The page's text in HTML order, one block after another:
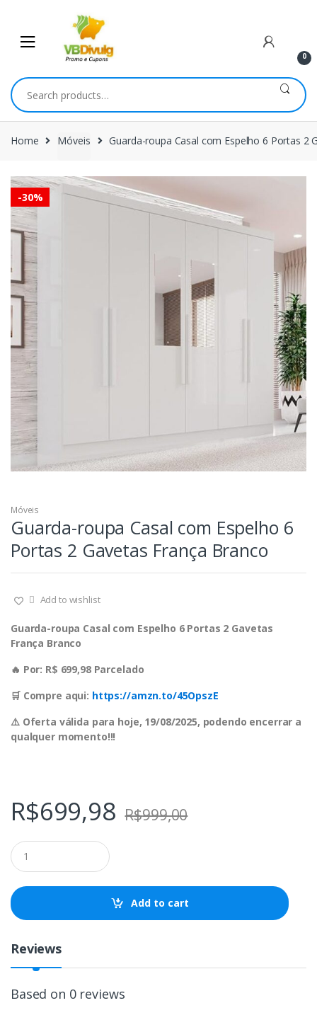
navigation
content
0
Search
for:
Home Móveis Guarda-roupa Casal com Espelho 6 Portas 2
-30%
Móveis
Guarda-roupa Casal com Espelho 6
Portas 2 Gavetas França Branco
Add to wishlist
Guarda-roupa Casal com Espelho 6 Portas 2 Gavetas
França Branco
🔥 Por: R$ 699,98 Parcelado
🛒 Compre aqui: https://amzn.to/45OpszE
⚠️ Oferta válida para hoje, 19/08/2025, podendo encerrar a
qualquer momento!!!
R$699,98 R$999,00
Q
u
a
t
i
Add to cart
Reviews
Based on 0 reviews